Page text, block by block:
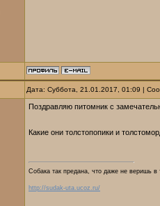
Дата: Суббота, 21.01.2017, 01:09 |
Поздравляю питомник с
Какие они толстопопики и
Собака так предана, что даже не веришь
http://sudak-uta.ucoz.ru/